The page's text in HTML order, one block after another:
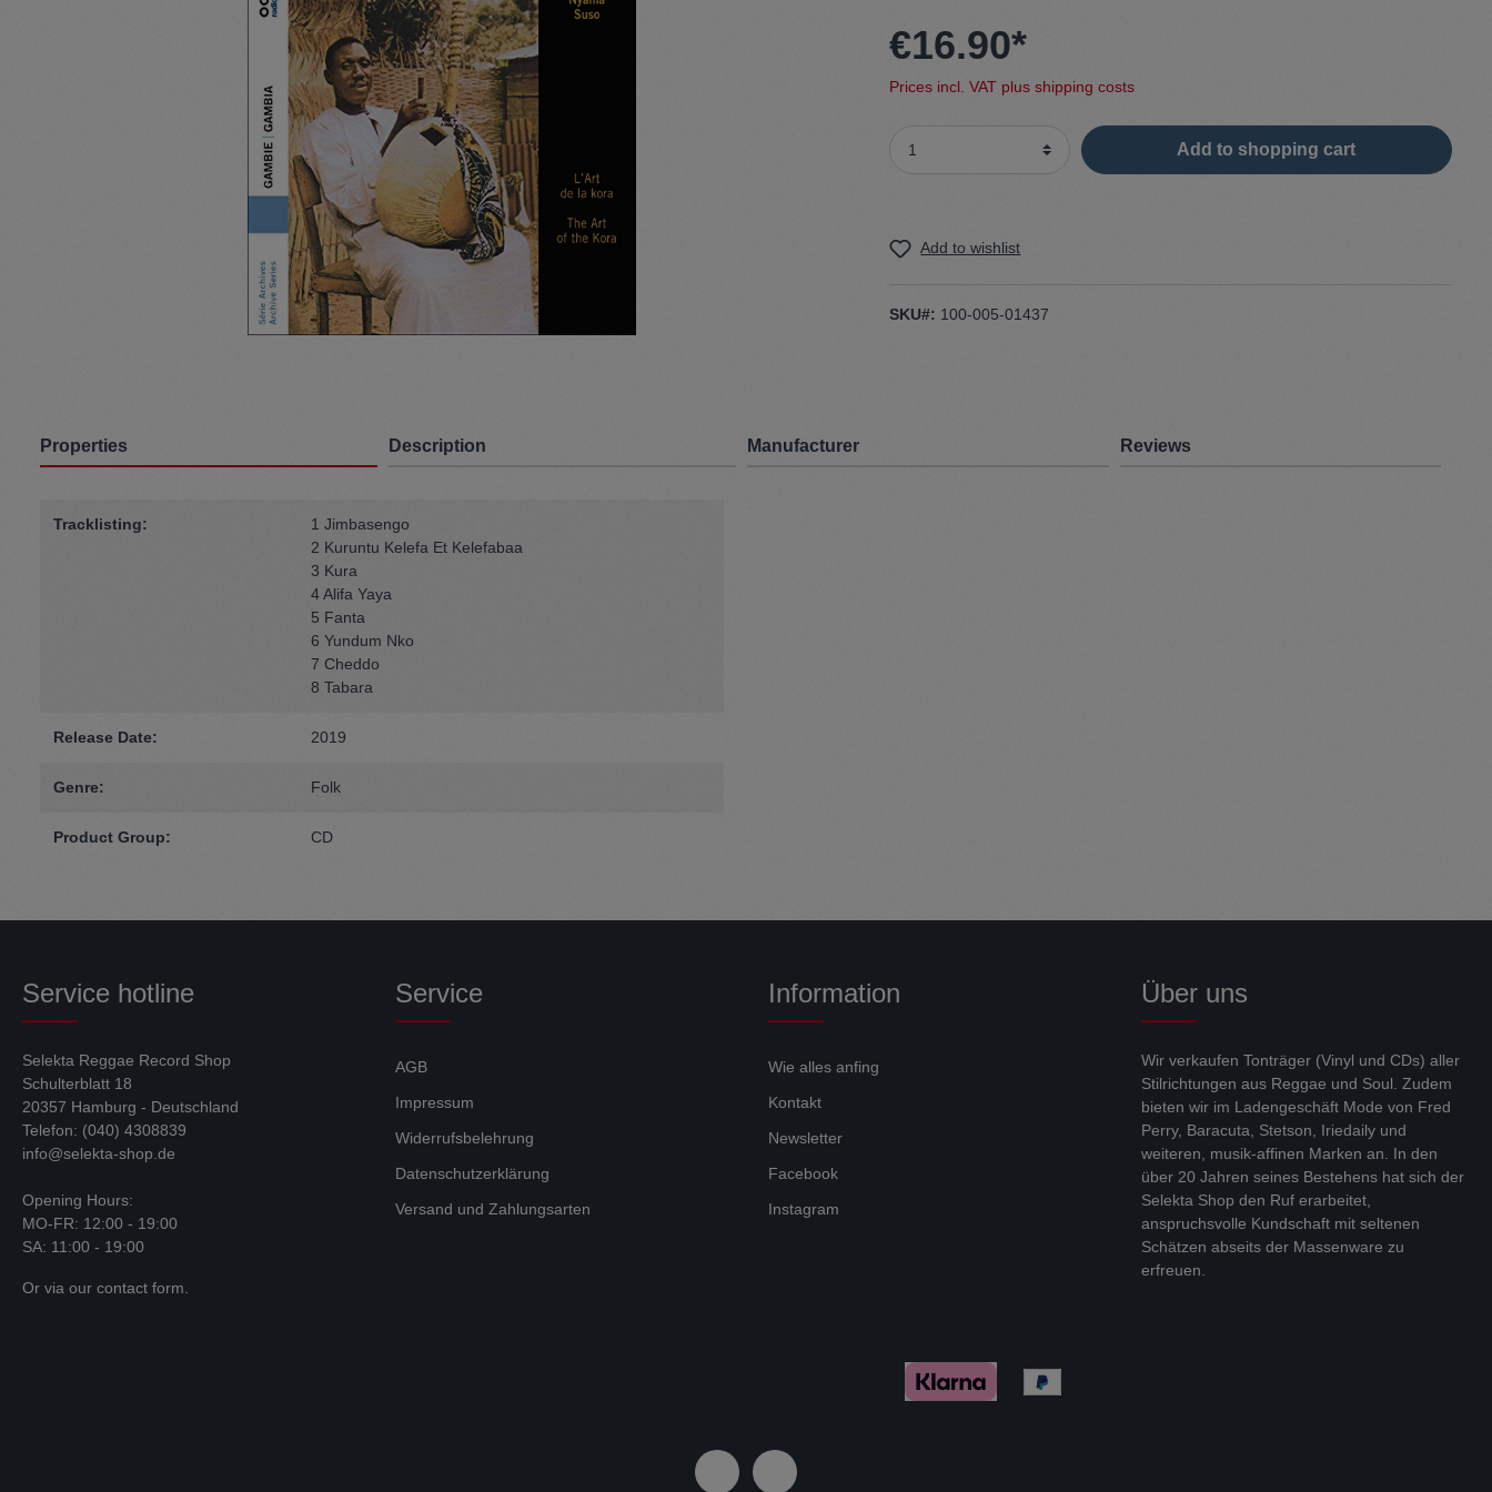
Jumpsuit
Pants
Taschen Schale
Mäntel
€16.90*
Prices incl. VAT plus shipping costs
Add to shopping cart
Add to wishlist
SKU#: 100-005-01437
Properties Description Manufacturer Reviews
Tracklisting:
1 Jimbasengo
2 Kuruntu Kelefa Et Kelefabaa
3 Kura
4 Alifa Yaya
5 Fanta
6 Yundum Nko
7 Cheddo
8 Tabara
Release Date: 2019
Genre: Folk
Product Group: CD
Über uns
Wir verkaufen Tonträger (Vinyl und CDs) aller
Stilrichtungen aus Reggae und Soul. Zudem
bieten wir im Ladengeschäft Mode von Fred
Perry, Baracuta, Stetson, Iriedaily und
weiteren, musik-affinen Marken an. In den
über 20 Jahren seines Bestehens hat sich der
Selekta Shop den Ruf erarbeitet,
anspruchsvolle Kundschaft mit seltenen
Schätzen abseits der Massenware zu
erfreuen.
Service hotline
Selekta Reggae Record Shop
Schulterblatt 18
20357 Hamburg - Deutschland
Telefon: (040) 4308839
info@selekta-shop.de
Opening Hours:
MO-FR: 12:00 - 19:00
SA: 11:00 - 19:00
Or via our contact form
Service
AGB
Impressum
Widerrufsbelehrung
Datenschutzerklärung
Versand und Zahlungsarten
Information
Wie alles anfing
Kontakt
Newsletter
Facebook
Instagram